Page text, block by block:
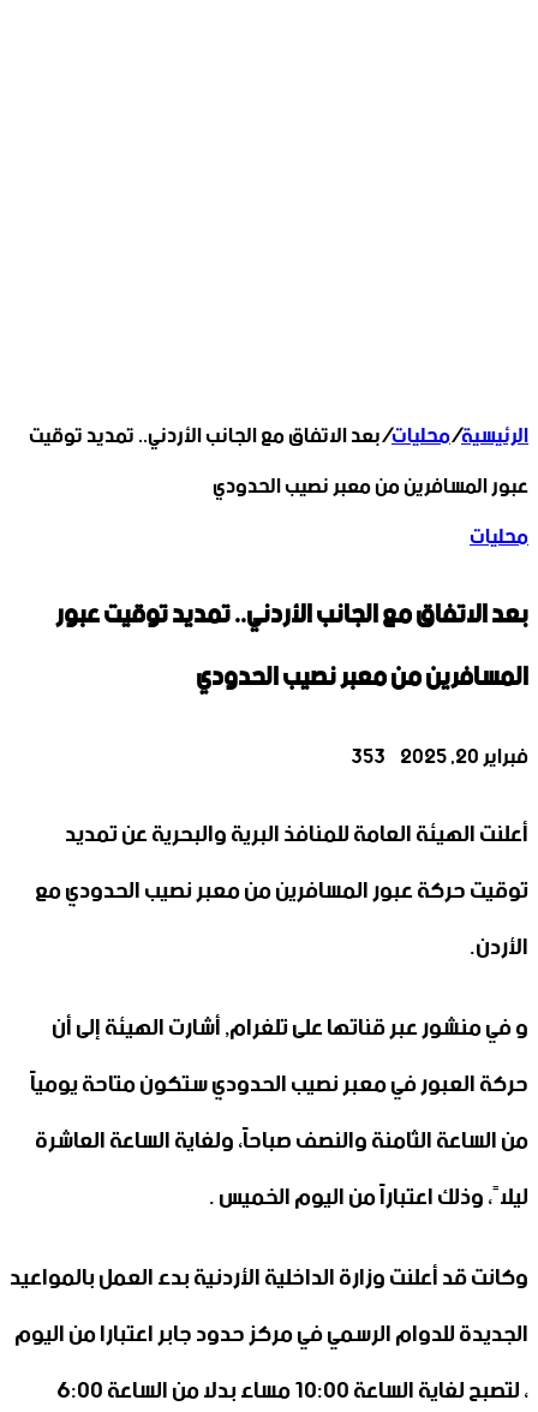
الرئيسية/محليات/بعد الاتفاق مع الجانب الأردني.. تمديد توقيت
عبور المسافرين من ‏معبر نصيب الحدودي
محليات
بعد الاتفاق مع الجانب الأردني.. تمديد توقيت عبور
المسافرين من ‏معبر نصيب الحدودي
فبراير 20, 2025 353
أعلنت الهيئة العامة للمنافذ البرية والبحرية عن تمديد
توقيت حركة عبور ‏المسافرين من معبر نصيب الحدودي مع
الأردن.‏
و في منشور عبر قناتها على تلغرام, أشارت الهيئة إلى أن
حركة العبور في ‏معبر نصيب الحدودي ستكون متاحة يومياً
من الساعة الثامنة والنصف ‏صباحاً، ولغاية الساعة العاشرة
ليلاً، وذلك اعتباراً من اليوم الخميس .
وكانت قد أعلنت وزارة الداخلية الأردنية بدء العمل بالمواعيد
الجديدة للدوام الرسمي في مركز حدود جابر اعتبارا من اليوم
، لتصبح لغاية الساعة 10:00 مساء بدلا من الساعة 6:00